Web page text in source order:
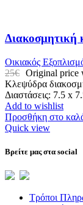
Διακοσμητική
Οικιακός
25€ Original price
Κλεψύδρα
Διαστάσεις: 7.5 x
Add to wishlist
Προσθήκη στο
Quick view
Βρείτε μας στα social
Τρόποι